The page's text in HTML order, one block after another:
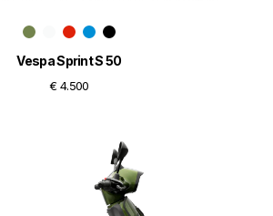
Vespa Sprint S 50
€ 4.500